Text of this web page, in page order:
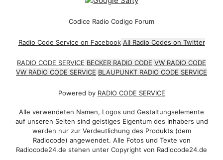
Codice Radio Codigo Forum
Radio Code Service on Facebook All Radio Codes on Twitter
RADIO CODE SERVICE BECKER RADIO CODE VW RADIO CODE
VW RADIO CODE SERVICE BLAUPUNKT RADIO CODE SERVICE
Powered by RADIO CODE SERVICE
Alle verwendeten Namen, Logos und Gestaltungselemente
auf unseren Seiten sind geistiges Eigentum des Inhabers und
werden nur zur Verdeutlichung des Produkts (dem
Radiocode) angewendet. Alle Fotos und Texte von
Radiocode24.de stehen unter Copyright von Radiocode24.de